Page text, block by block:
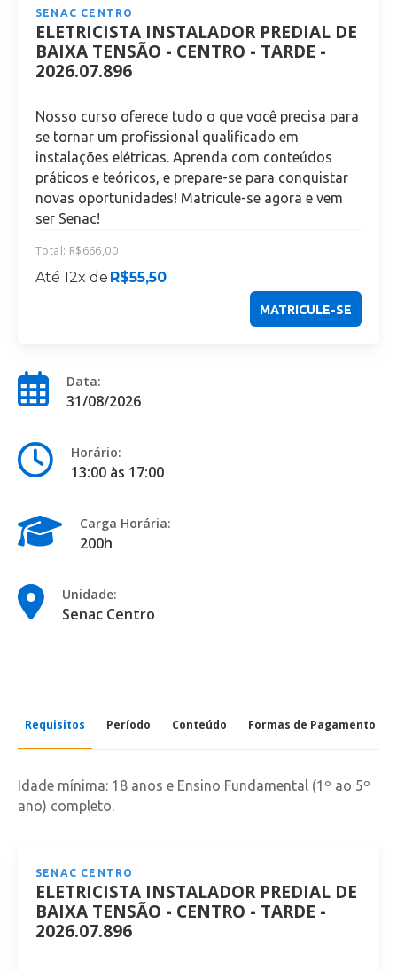
SENAC CENTRO
ELETRICISTA INSTALADOR PREDIAL DE
BAIXA TENSÃO - CENTRO - TARDE -
2026.07.896
Nosso curso oferece tudo o que você precisa para
se tornar um profissional qualificado em
instalações elétricas. Aprenda com conteúdos
práticos e teóricos, e prepare-se para conquistar
novas oportunidades! Matricule-se agora e vem
ser Senac!
Total: R$666,00
Até 12x de R$55,50
MATRICULE-SE
Data:
31/08/2026
Horário:
13:00 às 17:00
Carga Horária:
200h
Unidade:
Senac Centro
Requisitos Período Conteúdo Formas de Pagamento
Idade mínima: 18 anos e Ensino Fundamental (1º ao 5º
ano) completo.
SENAC CENTRO
ELETRICISTA INSTALADOR PREDIAL DE
BAIXA TENSÃO - CENTRO - TARDE -
2026.07.896